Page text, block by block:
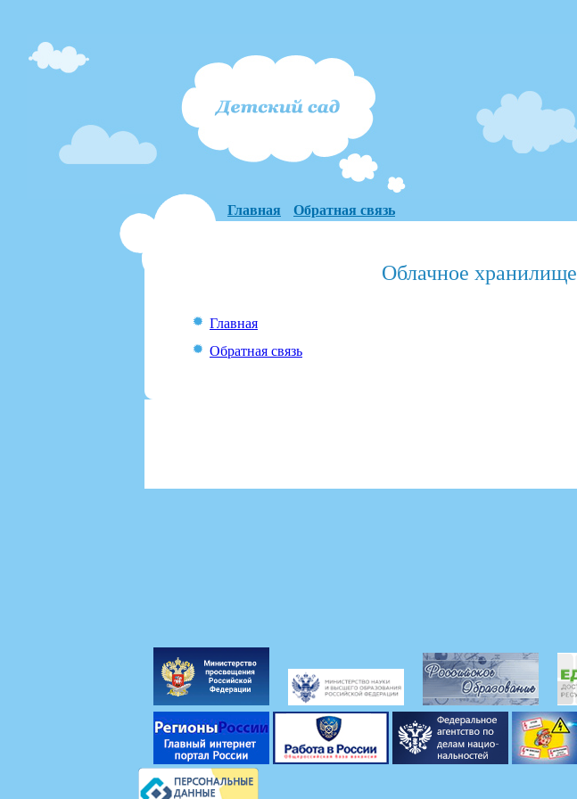
Главная Обратная связь
Облачное хранилище
Главная
Обратная связь